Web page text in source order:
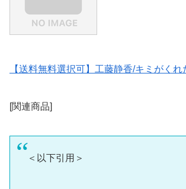
【送料無料選択可】工藤静香/キミがくれ
[関連商品]
＜以下引用＞